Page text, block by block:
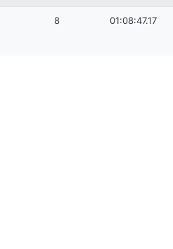
8 01:08:47.17